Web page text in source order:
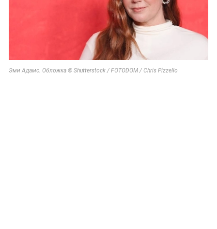
Эми Адамс. Обложка © Shutterstock / FOTODOM / Chris Pizzello